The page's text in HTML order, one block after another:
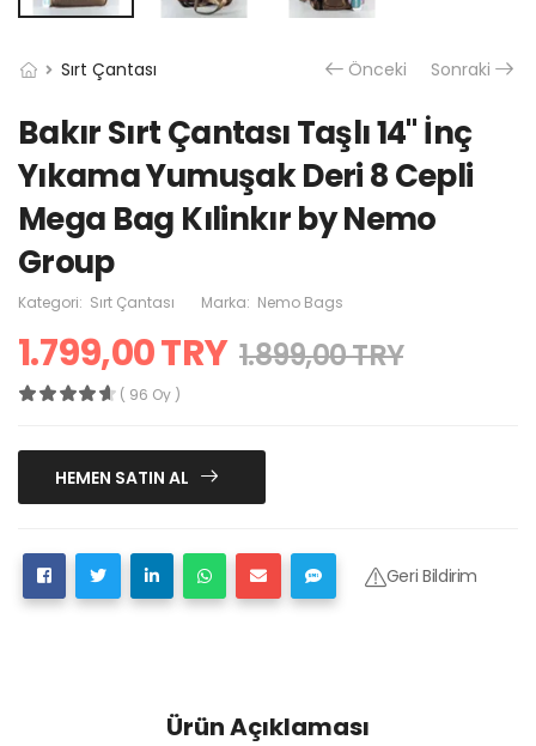
Sırt Çantası Önceki Sonraki
Bakır Sırt Çantası Taşlı 14" İnç
Yıkama Yumuşak Deri 8 Cepli
Mega Bag Kılinkır by Nemo
Group
Kategori: Sırt Çantası Marka: Nemo Bags
1.799,00 TRY 1.899,00 TRY
( 96 Oy )
HEMEN SATIN AL
Geri Bildirim
Ürün Açıklaması